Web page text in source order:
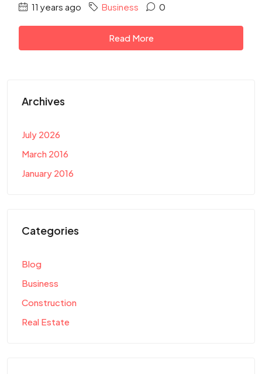
11 years ago Business 0
Read More
Archives
July 2026
March 2016
January 2016
Categories
Blog
Business
Construction
Real Estate